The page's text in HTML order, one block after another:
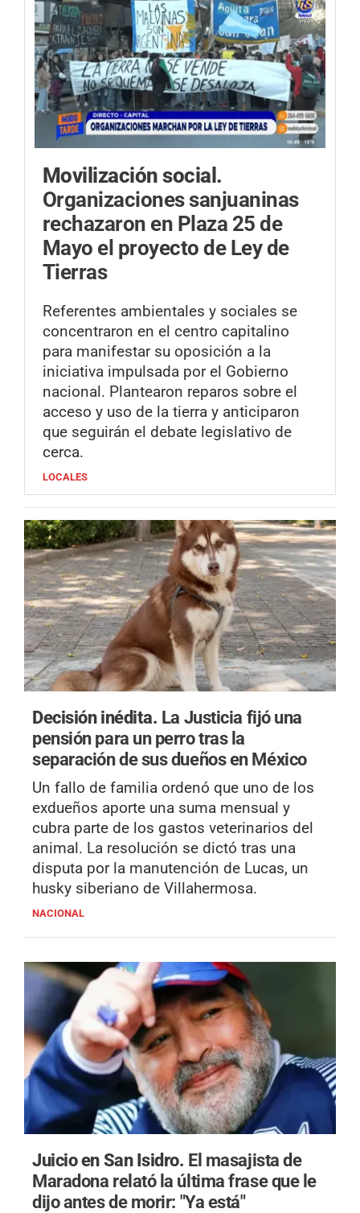
Movilización social.
Organizaciones sanjuaninas
rechazaron en Plaza 25 de
Mayo el proyecto de Ley de
Tierras
Referentes ambientales y sociales se
concentraron en el centro capitalino
para manifestar su oposición a la
iniciativa impulsada por el Gobierno
nacional. Plantearon reparos sobre el
acceso y uso de la tierra y anticiparon
que seguirán el debate legislativo de
cerca.
LOCALES
Decisión inédita. La Justicia fijó una
pensión para un perro tras la
separación de sus dueños en México
Un fallo de familia ordenó que uno de los
exdueños aporte una suma mensual y
cubra parte de los gastos veterinarios del
animal. La resolución se dictó tras una
disputa por la manutención de Lucas, un
husky siberiano de Villahermosa.
NACIONAL
Juicio en San Isidro. El masajista de
Maradona relató la última frase que le
dijo antes de morir: "Ya está"